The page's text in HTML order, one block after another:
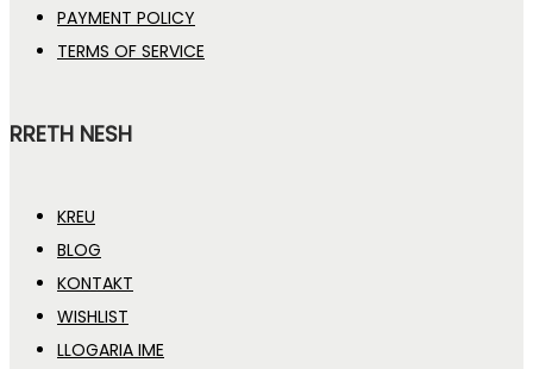
PAYMENT POLICY
TERMS OF SERVICE
RRETH NESH
KREU
BLOG
KONTAKT
WISHLIST
LLOGARIA IME